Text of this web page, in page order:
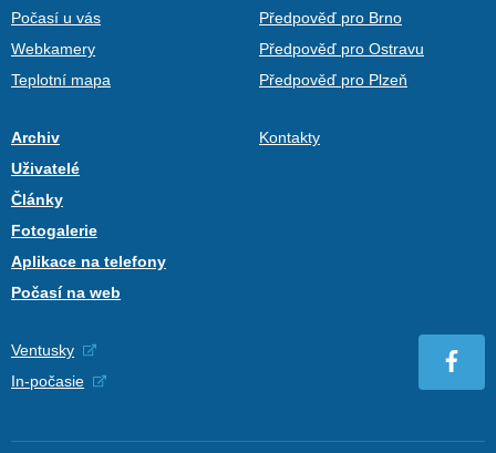
Počasí u vás
Webkamery
Teplotní mapa
Předpověď pro Brno
Předpověď pro Ostravu
Předpověď pro Plzeň
Archiv
Uživatelé
Články
Fotogalerie
Aplikace na telefony
Počasí na web
Kontakty
Ventusky
In-počasie